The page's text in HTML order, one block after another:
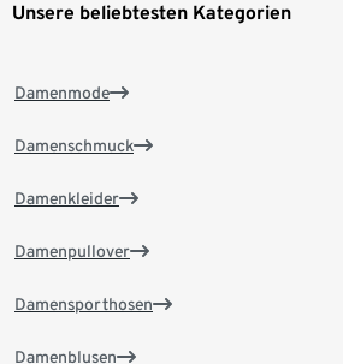
Unsere beliebtesten Kategorien
Damenmode
Damenschmuck
Damenkleider
Damenpullover
Damensporthosen
Damenblusen